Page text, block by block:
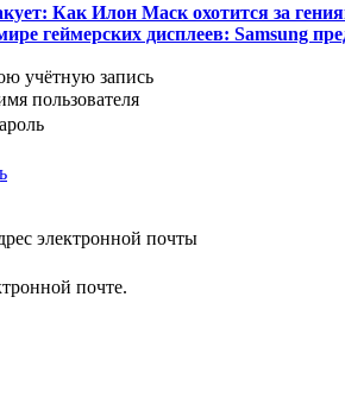
Как Илон Маск охотится за
геймерских дисплеев: Samsung
учётную запись
пользователя
электронной почты
почте.